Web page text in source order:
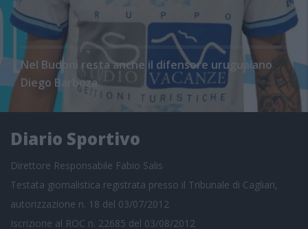
Nel Budoni resta anche il difensore uruguaiano
Diego Barboza
Diario Sportivo
Direttore Responsabile Fabio Salis
Testata giornalistica registrata presso il Tribunale di Cagliari,
autorizzazione n. 18 del 03/07/2012
Iscrizione al ROC n. 22685 del 03/08/2012